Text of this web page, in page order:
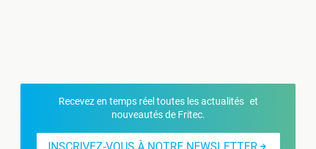
Recevez en temps réel toutes les actualités et
nouveautés de Fritec.